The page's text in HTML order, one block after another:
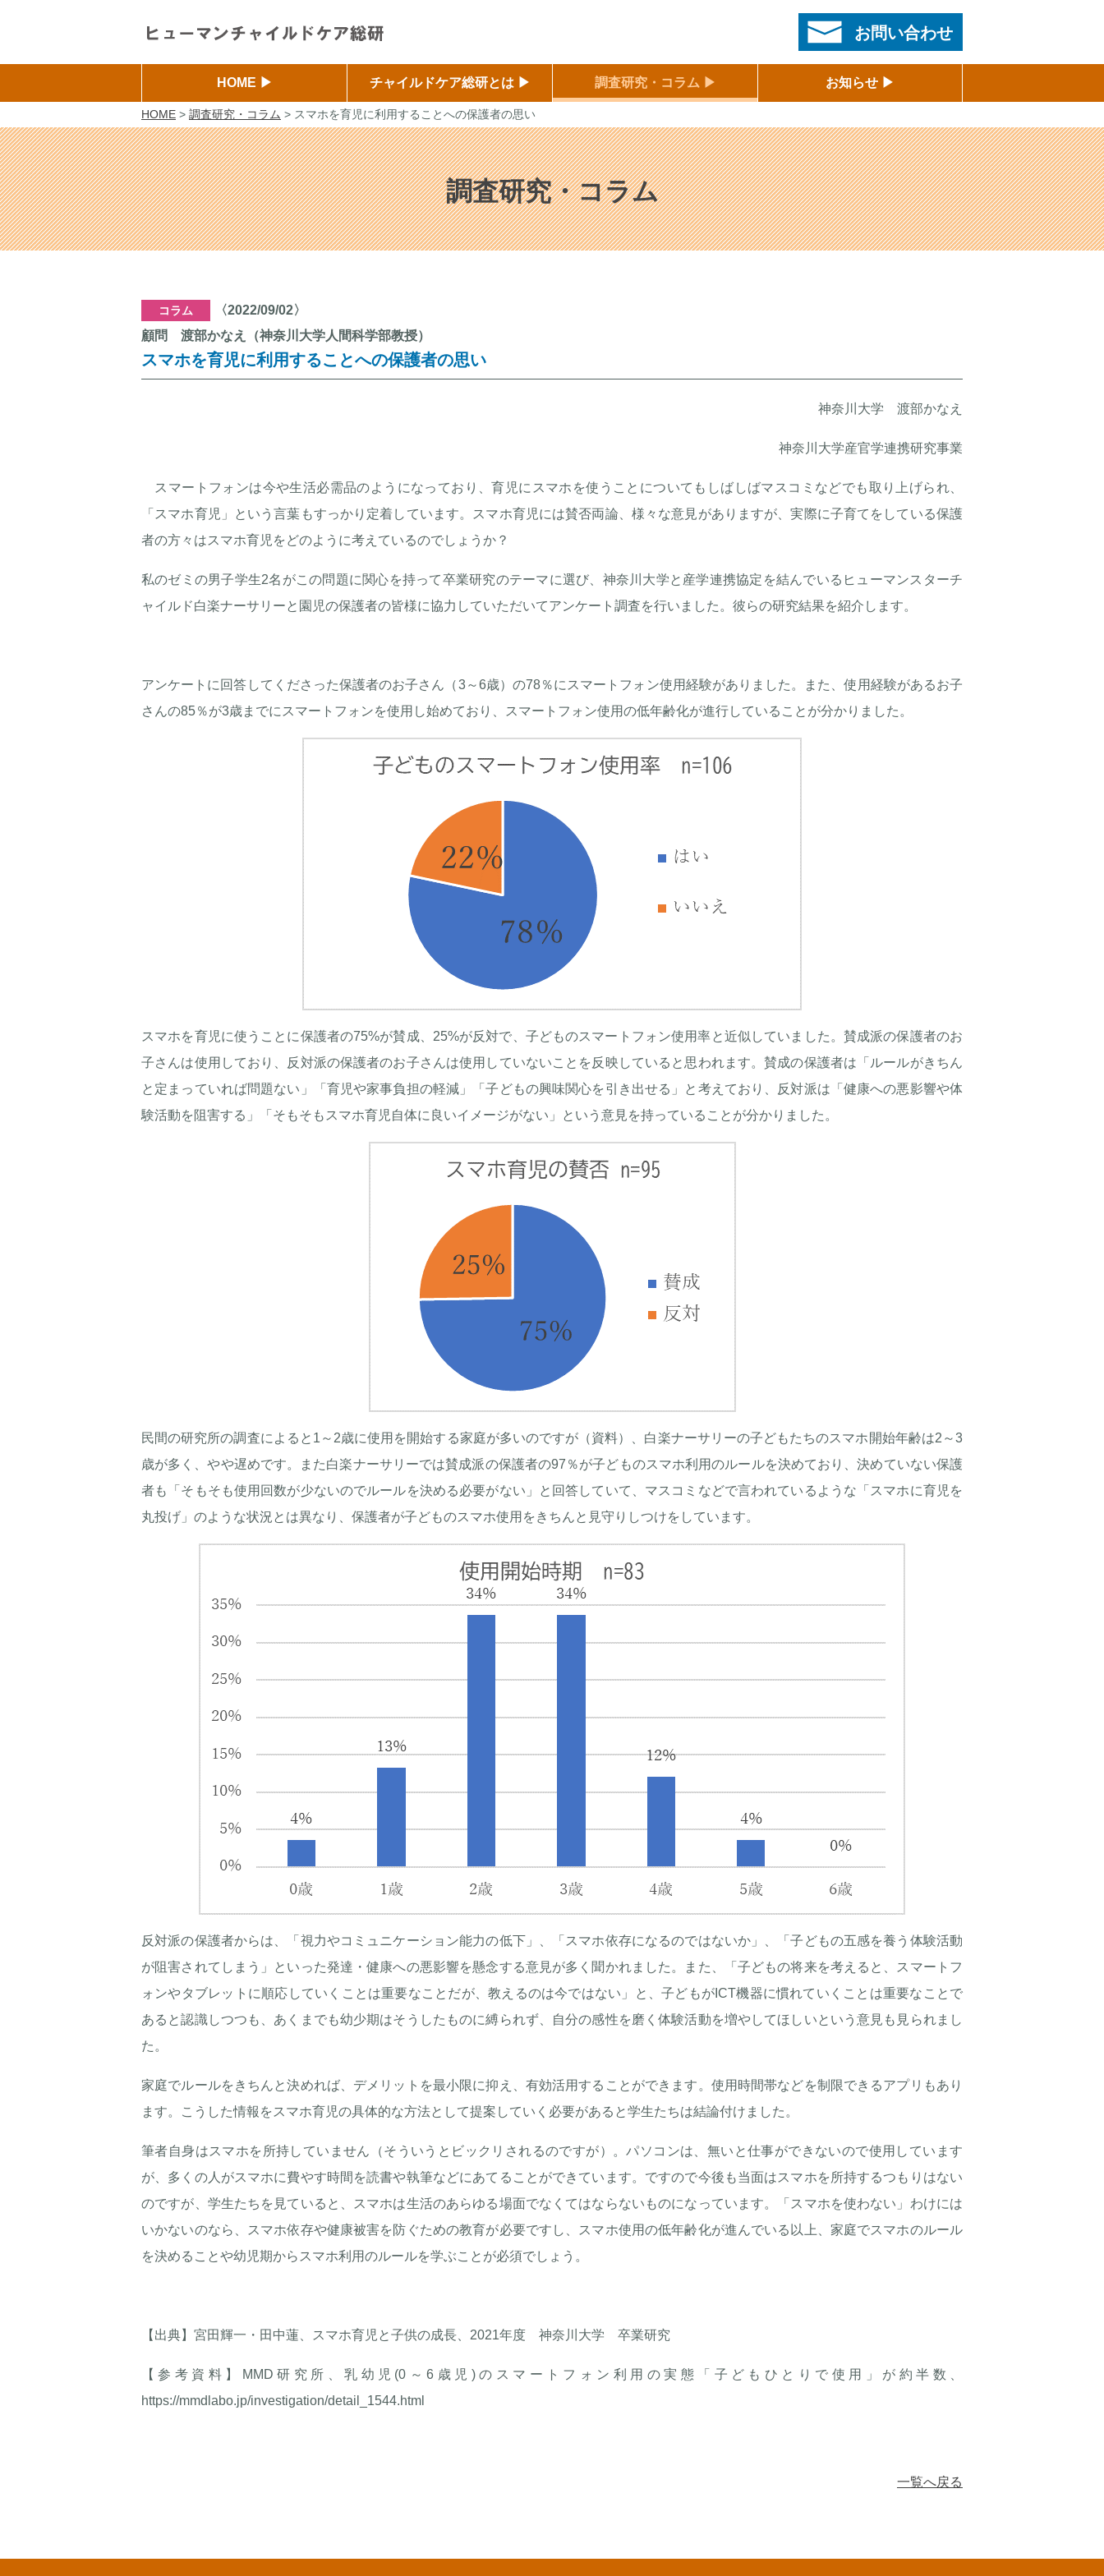
お問い合わせ
HOME ▶ チャイルドケア総研とは ▶ 調査研究・コラム ▶ お知らせ ▶
HOME > 調査研究・コラム > スマホを育児に利用することへの保護者の思い
調査研究・コラム
コラム
〈2022/09/02〉
顧問 渡部かなえ（神奈川大学人間科学部教授）
スマホを育児に利用することへの保護者の思い
神奈川大学 渡部かなえ
神奈川大学産官学連携研究事業
スマートフォンは今や生活必需品のようになっており、育児にスマホを使うことについてもしばしばマスコミなどでも取り上げられ、
「スマホ育児」という言葉もすっかり定着しています。スマホ育児には賛否両論、様々な意見がありますが、実際に子育てをしている保護
者の方々はスマホ育児をどのように考えているのでしょうか？
私のゼミの男子学生2名がこの問題に関心を持って卒業研究のテーマに選び、神奈川大学と産学連携協定を結んでいるヒューマンスターチ
ャイルド白楽ナーサリーと園児の保護者の皆様に協力していただいてアンケート調査を行いました。彼らの研究結果を紹介します。
アンケートに回答してくださった保護者のお子さん（3～6歳）の78％にスマートフォン使用経験がありました。また、使用経験があるお子
さんの85％が3歳までにスマートフォンを使用し始めており、スマートフォン使用の低年齢化が進行していることが分かりました。
スマホを育児に使うことに保護者の75%が賛成、25%が反対で、子どものスマートフォン使用率と近似していました。賛成派の保護者のお
子さんは使用しており、反対派の保護者のお子さんは使用していないことを反映していると思われます。賛成の保護者は「ルールがきちん
と定まっていれば問題ない」「育児や家事負担の軽減」「子どもの興味関心を引き出せる」と考えており、反対派は「健康への悪影響や体
験活動を阻害する」「そもそもスマホ育児自体に良いイメージがない」という意見を持っていることが分かりました。
民間の研究所の調査によると1～2歳に使用を開始する家庭が多いのですが（資料）、白楽ナーサリーの子どもたちのスマホ開始年齢は2～3
歳が多く、やや遅めです。また白楽ナーサリーでは賛成派の保護者の97％が子どものスマホ利用のルールを決めており、決めていない保護
者も「そもそも使用回数が少ないのでルールを決める必要がない」と回答していて、マスコミなどで言われているような「スマホに育児を
丸投げ」のような状況とは異なり、保護者が子どものスマホ使用をきちんと見守りしつけをしています。
反対派の保護者からは、「視力やコミュニケーション能力の低下」、「スマホ依存になるのではないか」、「子どもの五感を養う体験活動
が阻害されてしまう」といった発達・健康への悪影響を懸念する意見が多く聞かれました。また、「子どもの将来を考えると、スマートフ
ォンやタブレットに順応していくことは重要なことだが、教えるのは今ではない」と、子どもがICT機器に慣れていくことは重要なことで
あると認識しつつも、あくまでも幼少期はそうしたものに縛られず、自分の感性を磨く体験活動を増やしてほしいという意見も見られまし
た。
家庭でルールをきちんと決めれば、デメリットを最小限に抑え、有効活用することができます。使用時間帯などを制限できるアプリもあり
ます。こうした情報をスマホ育児の具体的な方法として提案していく必要があると学生たちは結論付けました。
筆者自身はスマホを所持していません（そういうとビックリされるのですが）。パソコンは、無いと仕事ができないので使用しています
が、多くの人がスマホに費やす時間を読書や執筆などにあてることができています。ですので今後も当面はスマホを所持するつもりはない
のですが、学生たちを見ていると、スマホは生活のあらゆる場面でなくてはならないものになっています。「スマホを使わない」わけには
いかないのなら、スマホ依存や健康被害を防ぐための教育が必要ですし、スマホ使用の低年齢化が進んでいる以上、家庭でスマホのルール
を決めることや幼児期からスマホ利用のルールを学ぶことが必須でしょう。
【出典】宮田輝一・田中蓮、スマホ育児と子供の成長、2021年度 神奈川大学 卒業研究
【参考資料】MMD研究所、乳幼児(0～6歳児)のスマートフォン利用の実態「子どもひとりで使用」が約半数、
https://mmdlabo.jp/investigation/detail_1544.html
一覧へ戻る